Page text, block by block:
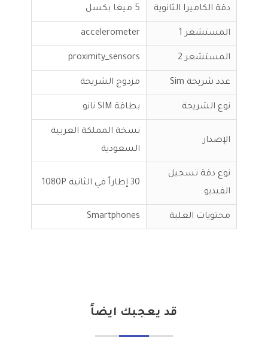
دقة الكاميرا الثانوية 5 ميغا بكسل
المستشعر 1 accelerometer
المستشعر 2 proximity_sensors
عدد شريحة Sim مزدوج الشريحة
نوع الشريحة بطاقة SIM نانو
الإصدار
نسخة المملكة العربية
السعودية
نوع دقة تسجيل
الفيديو
30 ‏‏إطاراً في الثانية 1080P
محتويات العلبة Smartphones
قد يعجبك ايضاً